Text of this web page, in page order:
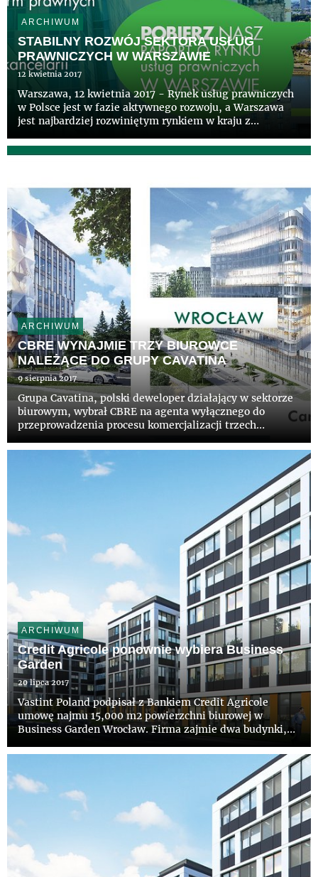
ARCHIWUM
STABILNY ROZWÓJ SEKTORA USŁUG
PRAWNICZYCH W WARSZAWIE
12 kwietnia 2017
Warszawa, 12 kwietnia 2017 - Rynek usług prawniczych
w Polsce jest w fazie aktywnego rozwoju, a Warszawa
jest najbardziej rozwiniętym rynkiem w kraju z
„Legal Sector in Warsaw” (Sektor Usług Prawniczych w
ARCHIWUM
CBRE WYNAJMIE TRZY BIUROWCE
NALEŻĄCE DO GRUPY CAVATINA
9 sierpnia 2017
Grupa Cavatina, polski deweloper działający w sektorze
biurowym, wybrał CBRE na agenta wyłącznego do
przeprowadzenia procesu komercjalizacji trzech
mkw) w Krakowie, Carbon Tower (ponad 19 tys. mkw) i
Diamentum Office (...
ARCHIWUM
Credit Agricole ponownie wybiera Business
Garden
20 lipca 2017
Vastint Poland podpisał z Bankiem Credit Agricole
umowę najmu 15,000 m2 powierzchni biurowej w
Business Garden Wrocław. Firma zajmie dwa budynki,
inwestycji. Nowa lokalizacja będzie główną siedzibą